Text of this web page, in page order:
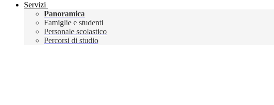
Servizi
Panoramica
Famiglie e studenti
Personale scolastico
Percorsi di studio